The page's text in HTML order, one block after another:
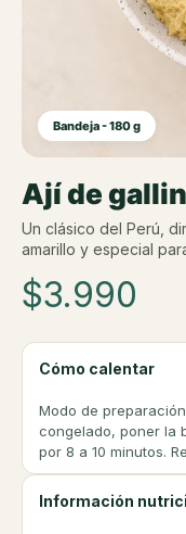
Bandeja - 180 g
Ají de
Un clásico del Perú,
amarillo y especial
$3.990
Cómo calentar
Modo de
congelado, poner la
por 8 a 10 minutos.
Información